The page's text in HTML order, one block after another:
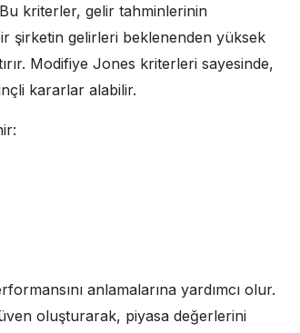
kriterler, gelir tahminlerinin
şirketin gelirleri beklenenden yüksek
Modifiye Jones kriterleri sayesinde,
kararlar alabilir.
anlamalarına yardımcı olur.
oluşturarak, piyasa değerlerini